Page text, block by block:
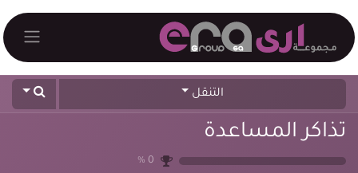
التنقل
تذاكر المساعدة
0
%